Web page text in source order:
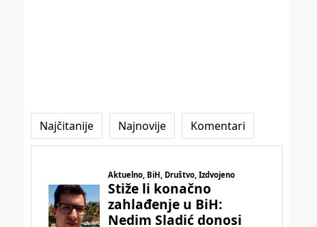
Najčitanije Najnovije Komentari